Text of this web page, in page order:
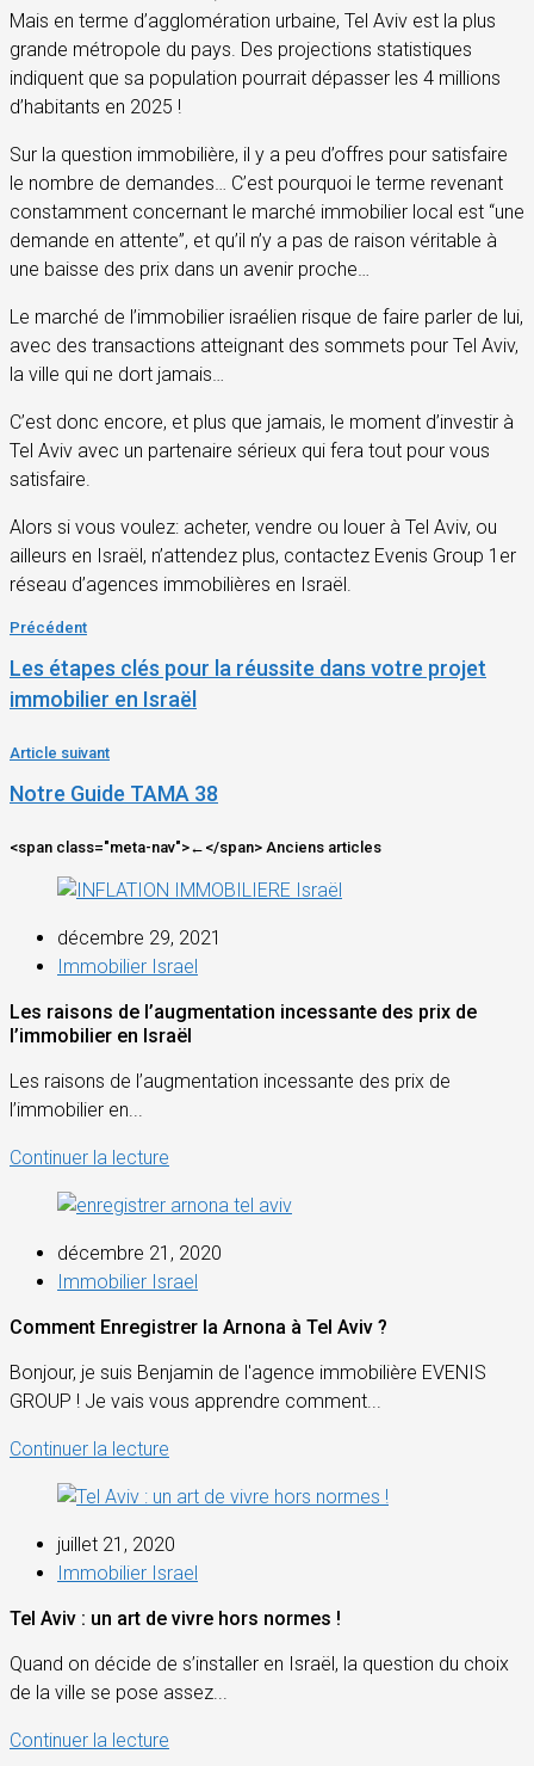
Mais en terme d’agglomération urbaine, Tel Aviv est la plus
grande métropole du pays. Des projections statistiques
indiquent que sa population pourrait dépasser les 4 millions
d’habitants en 2025 !
Sur la question immobilière, il y a peu d’offres pour satisfaire
le nombre de demandes… C’est pourquoi le terme revenant
constamment concernant le marché immobilier local est “une
demande en attente”, et qu’il n’y a pas de raison véritable à
une baisse des prix dans un avenir proche…
Le marché de l’immobilier israélien risque de faire parler de lui,
avec des transactions atteignant des sommets pour Tel Aviv,
la ville qui ne dort jamais…
C’est donc encore, et plus que jamais, le moment d’investir à
Tel Aviv avec un partenaire sérieux qui fera tout pour vous
satisfaire.
Alors si vous voulez: acheter, vendre ou louer à Tel Aviv, ou
ailleurs en Israël, n’attendez plus, contactez Evenis Group 1er
réseau d’agences immobilières en Israël.
Précédent
Les étapes clés pour la réussite dans votre projet
immobilier en Israël
Article suivant
Notre Guide TAMA 38
<span class="meta-nav">←</span> Anciens articles
décembre 29, 2021
Immobilier Israel
Les raisons de l’augmentation incessante des prix de
l’immobilier en Israël
Les raisons de l’augmentation incessante des prix de
l’immobilier en...
Continuer la lecture
décembre 21, 2020
Immobilier Israel
Comment Enregistrer la Arnona à Tel Aviv ?
Bonjour, je suis Benjamin de l'agence immobilière EVENIS
GROUP ! Je vais vous apprendre comment...
Continuer la lecture
juillet 21, 2020
Immobilier Israel
Tel Aviv : un art de vivre hors normes !
Quand on décide de s’installer en Israël, la question du choix
de la ville se pose assez...
Continuer la lecture